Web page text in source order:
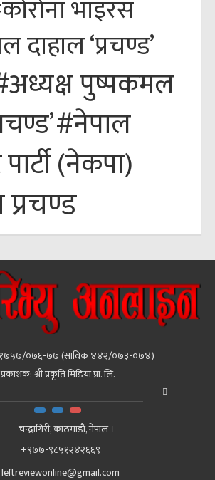
भाइरस
‘प्रचण्ड’
पुष्पकमल
#नेपाल
(नेकपा)
१७५७/०७६-७७ (साविक ४४२/०७३-०७४)
प्रकाशक: श्री प्रकृति मिडिया प्रा. लि.
चन्द्रागिरी, काठमाडाैं, नेपाल ।
+९७७-९८५१२४२६६९
leftreviewonline@gmail.com